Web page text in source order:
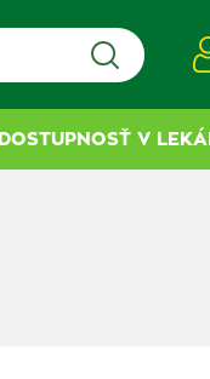
DOSTUPNOSŤ V